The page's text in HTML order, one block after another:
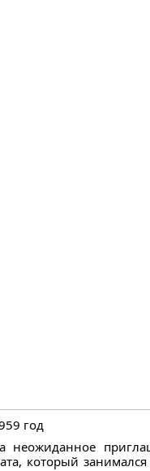
год
неожиданное
который